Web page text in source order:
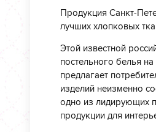
Продукция Санкт-
лучших хлопковых
Этой известной
постельного белья
предлагает
изделий неизменно
одно из лидирующих
продукции для